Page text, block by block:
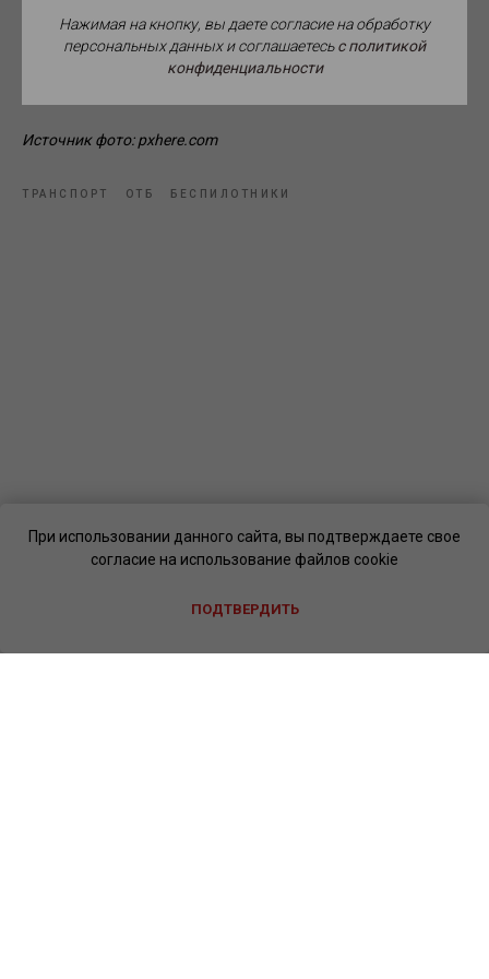
При использовании данного сайта, вы подтверждаете свое
согласие на использование файлов cookie
ПОДТВЕРДИТЬ
федеральный проект.
Источник фото: pxhere.com
ТРАНСПОРТ ОТБ БЕСПИЛОТНИКИ
Нажимая на кнопку, вы даете согласие на обработку
персональных данных и соглашаетесьc политикой
конфиденциальности